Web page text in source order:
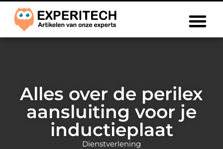
Alles over de perilex
aansluiting voor je
inductieplaat
Dienstverlening